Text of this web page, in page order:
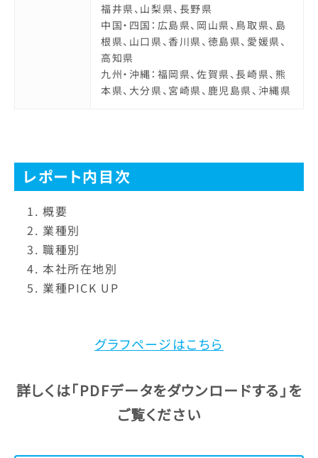
福井県、山梨県、長野県
中国・四国：広島県、岡山県、鳥取県、島
根県、山口県、香川県、徳島県、愛媛県、
高知県
九州・沖縄：福岡県、佐賀県、長崎県、熊
本県、大分県、宮崎県、鹿児島県、沖縄県
レポート内目次
概要
業種別
職種別
本社所在地別
業種PICK UP
グラフページはこちら
詳しくは「PDFデータをダウンロードする」 を
ご覧ください